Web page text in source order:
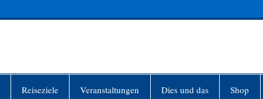
Reiseziele Veranstaltungen Dies und das Shop